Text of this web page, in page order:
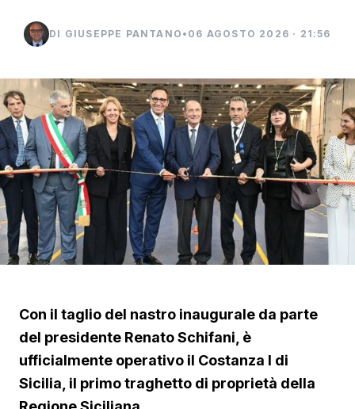
DI GIUSEPPE PANTANO • 06 AGOSTO 2026 · 21:56
Con il taglio del nastro inaugurale da parte
del presidente Renato Schifani, è
ufficialmente operativo il Costanza I di
Sicilia, il primo traghetto di proprietà della